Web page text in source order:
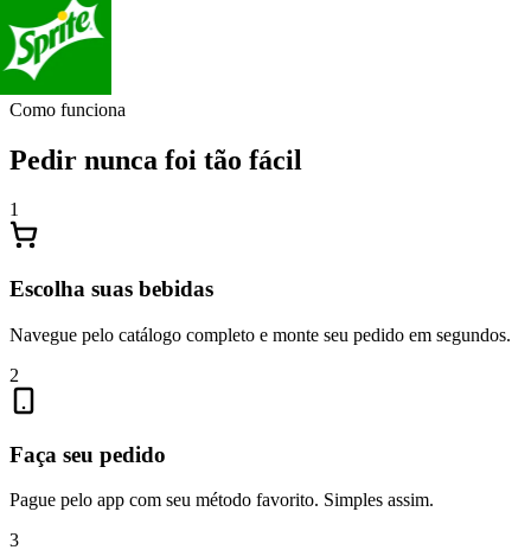
Como funciona
Pedir nunca foi tão fácil
1
Escolha suas bebidas
Navegue pelo catálogo completo e monte seu pedido em segundos.
2
Faça seu pedido
Pague pelo app com seu método favorito. Simples assim.
3